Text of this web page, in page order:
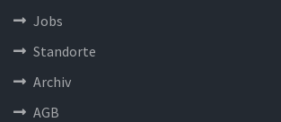
Jobs
Standorte
Archiv
AGB